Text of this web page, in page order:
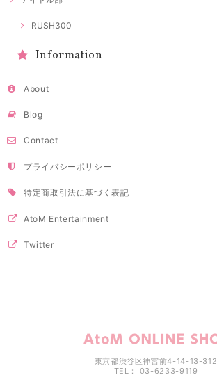
RUSH300
Information
About
Blog
Contact
プライバシーポリシー
特定商取引法に基づく表記
AtoM Entertainment
Twitter
東京都渋谷区神宮前4-14-13-312
TEL： 03-6233-9119